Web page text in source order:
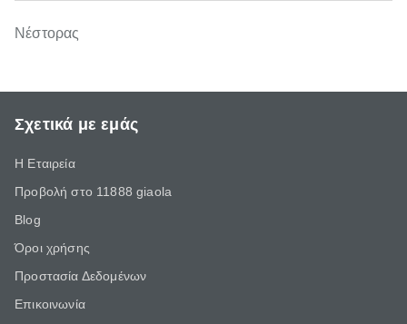
Νέστορας
Σχετικά με εμάς
Η Εταιρεία
Προβολή στο 11888 giaola
Blog
Όροι χρήσης
Προστασία Δεδομένων
Επικοινωνία